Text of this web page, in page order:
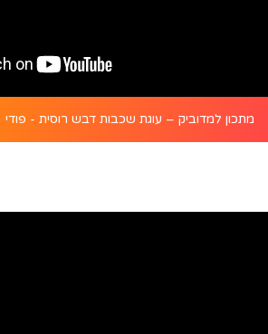
מתכון למדוביק – עוגת שכבות דבש רוסית - פודי